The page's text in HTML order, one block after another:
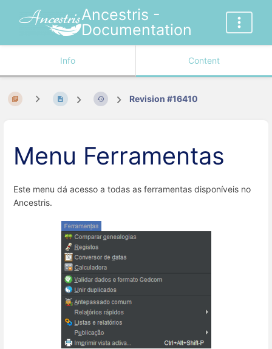
Ancestris -
Documentation
Info Content
Revision #16410
Menu Ferramentas
Este menu dá acesso a todas as ferramentas disponíveis no
Ancestris.